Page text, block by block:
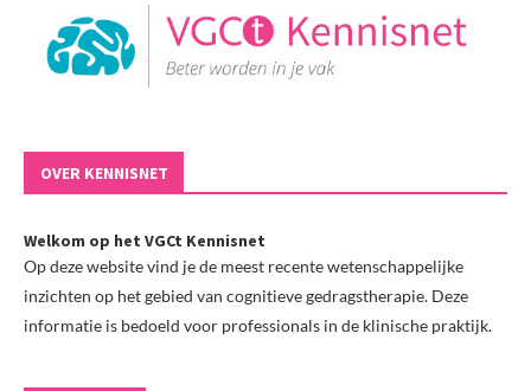
OVER KENNISNET
Welkom op het VGCt Kennisnet
Op deze website vind je de meest recente wetenschappelijke
inzichten op het gebied van cognitieve gedragstherapie. Deze
informatie is bedoeld voor professionals in de klinische praktijk.